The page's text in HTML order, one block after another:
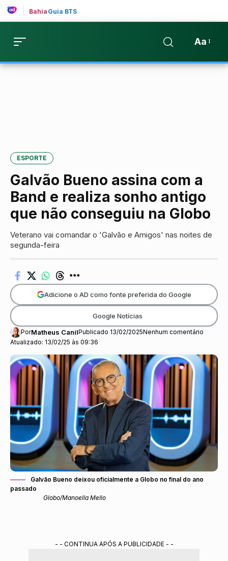
Bahia Guia BTS
Aa
ESPORTE
Galvão Bueno assina com a
Band e realiza sonho antigo
que não conseguiu na Globo
Veterano vai comandar o 'Galvão e Amigos' nas noites de
segunda-feira
Atualizado: 13/02/25 às 09:36
PorMatheus CanilPublicado 13/02/2025Nenhum comentário
Adicione o AD como fonte preferida do Google
Google Notícias
Galvão Bueno deixou oficialmente a Globo no final do ano
passado
Globo/Manoella Mello
- - CONTINUA APÓS A PUBLICIDADE - -